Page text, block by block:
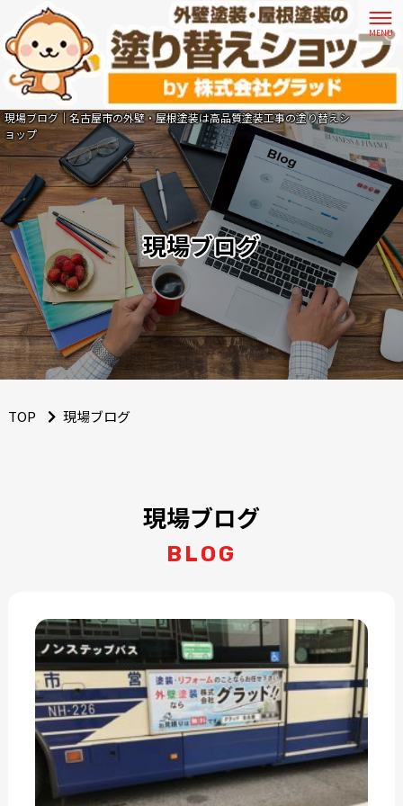
現場ブログ｜名古屋市の外壁・屋根塗装は高品質塗装工事の塗り替えシ
ョップ
現場ブログ
TOP 現場ブログ
現場ブログ
BLOG